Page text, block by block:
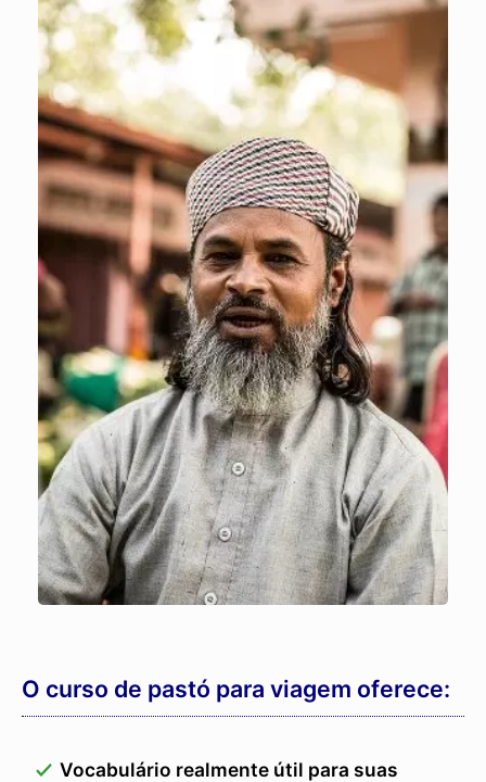
O curso de pastó para viagem oferece:
Vocabulário realmente útil para suas